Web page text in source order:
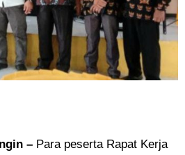
– Para peserta Rapat Kerja